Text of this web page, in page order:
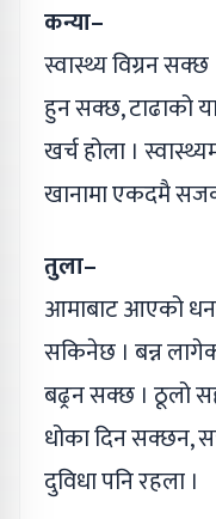
कन्या–
स्वास्थ्य विग्रन
हुन सक्छ, टाढाको
खर्च होला ।
खानामा एकदमै
तुला–
आमाबाट आएको
सकिनेछ । बन्न
बढ्रन सक्छ । ठूलो
धोका दिन सक्छन,
दुविधा पनि रहला ।